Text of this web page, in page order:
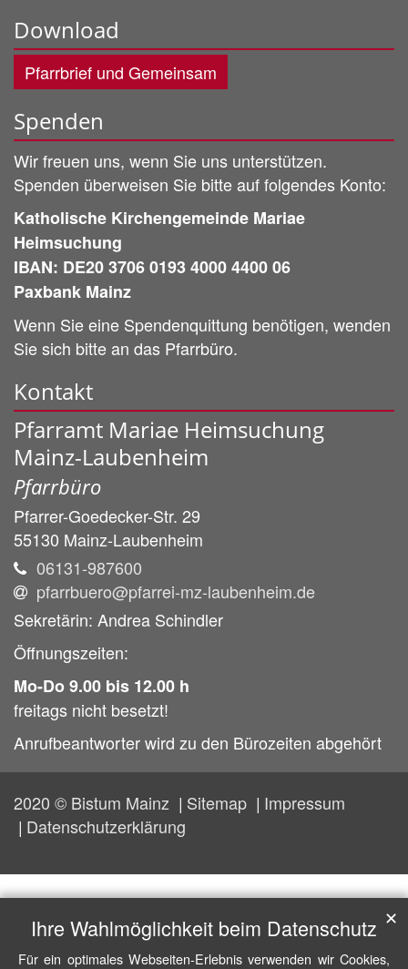
Download
Pfarrbrief und Gemeinsam
Spenden
Wir freuen uns, wenn Sie uns unterstützen.
Spenden überweisen Sie bitte auf folgendes Konto:
Katholische Kirchengemeinde Mariae
Heimsuchung
IBAN: DE20 3706 0193 4000 4400 06
Paxbank Mainz
Wenn Sie eine Spendenquittung benötigen, wenden
Sie sich bitte an das Pfarrbüro.
Kontakt
Pfarramt Mariae Heimsuchung
Mainz-Laubenheim
Pfarrbüro
Pfarrer-Goedecker-Str. 29
55130 Mainz-Laubenheim
06131-987600
pfarrbuero@pfarrei-mz-laubenheim.de
Sekretärin: Andrea Schindler
Öffnungszeiten:
Mo-Do 9.00 bis 12.00 h
freitags nicht besetzt!
Anrufbeantworter wird zu den Bürozeiten abgehört
2020 © Bistum Mainz Sitemap
Impressum
Datenschutzerklärung
Ihre Wahlmöglichkeit beim Datenschutz
Für ein optimales Webseiten-Erlebnis verwenden wir Cookies,
✕